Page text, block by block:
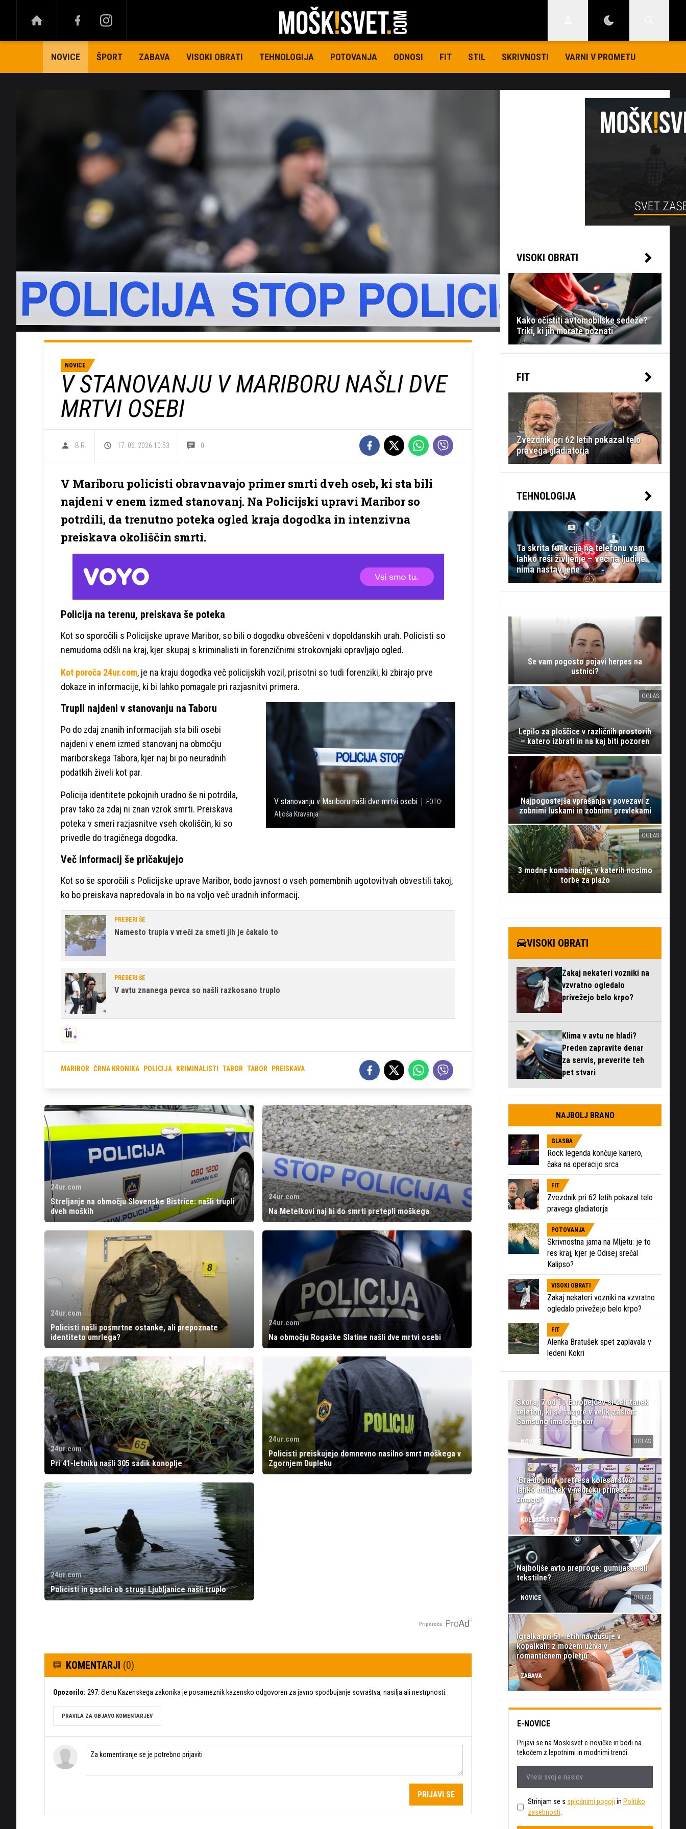
NOVICE ŠPORT ZABAVA VISOKI OBRATI TEHNOLOGIJA POTOVANJA ODNOSI FIT STIL SKRIVNOSTI VARNI V PROMETU
NOVICE
V STANOVANJU V MARIBORU NAŠLI DVE
MRTVI OSEBI
B.R. 17. 06. 2026 10.53 0
V Mariboru policisti obravnavajo primer smrti dveh oseb, ki sta bili
najdeni v enem izmed stanovanj. Na Policijski upravi Maribor so
potrdili, da trenutno poteka ogled kraja dogodka in intenzivna
preiskava okoliščin smrti.
Policija na terenu, preiskava še poteka
Kot so sporočili s Policijske uprave Maribor, so bili o dogodku obveščeni v dopoldanskih urah. Policisti so
nemudoma odšli na kraj, kjer skupaj s kriminalisti in forenzičnimi strokovnjaki opravljajo ogled.
Kot poroča 24ur.com, je na kraju dogodka več policijskih vozil, prisotni so tudi forenziki, ki zbirajo prve
dokaze in informacije, ki bi lahko pomagale pri razjasnitvi primera.
V stanovanju v Mariboru našli dve mrtvi osebi
FOTO:
Aljoša Kravanja
Trupli najdeni v stanovanju na Taboru
Po do zdaj znanih informacijah sta bili osebi
najdeni v enem izmed stanovanj na območju
mariborskega Tabora, kjer naj bi po neuradnih
podatkih živeli kot par.
Policija identitete pokojnih uradno še ni potrdila,
prav tako za zdaj ni znan vzrok smrti. Preiskava
poteka v smeri razjasnitve vseh okoliščin, ki so
privedle do tragičnega dogodka.
Več informacij še pričakujejo
Kot so še sporočili s Policijske uprave Maribor, bodo javnost o vseh pomembnih ugotovitvah obvestili takoj,
ko bo preiskava napredovala in bo na voljo več uradnih informacij.
PREBERI ŠE
Namesto trupla v vreči za smeti jih je čakalo to
PREBERI ŠE
V avtu znanega pevca so našli razkosano truplo
UI
MARIBOR ČRNA KRONIKA POLICIJA KRIMINALISTI TABOR TABOR PREISKAVA
24ur.com
Streljanje na območju Slovenske Bistrice: našli trupli
dveh moških
24ur.com
Na Metelkovi naj bi do smrti pretepli moškega
24ur.com
Policisti našli posmrtne ostanke, ali prepoznate
identiteto umrlega?
24ur.com
Na območju Rogaške Slatine našli dve mrtvi osebi
24ur.com
Pri 41-letniku našli 305 sadik konoplje
24ur.com
Policisti preiskujejo domnevno nasilno smrt moškega v
Zgornjem Dupleku
24ur.com
Policisti in gasilci ob strugi Ljubljanice našli truplo
Priporoča
KOMENTARJI (0)
Opozorilo: 297. členu Kazenskega zakonika je posameznik kazensko odgovoren za javno spodbujanje sovraštva, nasilja ali nestrpnosti.
PRAVILA ZA OBJAVO KOMENTARJEV
PRIJAVI SE
VISOKI OBRATI
Kako očistiti avtomobilske sedeže?
Triki, ki jih morate poznati
FIT
Zvezdnik pri 62 letih pokazal telo
pravega gladiatorja
TEHNOLOGIJA
Ta skrita funkcija na telefonu vam
lahko reši življenje – večina ljudi je
nima nastavljene
Se vam pogosto pojavi herpes na
ustnici?
OGLAS
Lepilo za ploščice v različnih prostorih
– katero izbrati in na kaj biti pozoren
Najpogostejša vprašanja v povezavi z
zobnimi luskami in zobnimi prevlekami
OGLAS
3 modne kombinacije, v katerih nosimo
torbe za plažo
VISOKI OBRATI
Zakaj nekateri vozniki na
vzvratno ogledalo
privežejo belo krpo?
Klima v avtu ne hladi?
Preden zapravite denar
za servis, preverite teh
pet stvari
NAJBOLJ BRANO
GLASBA
Rock legenda končuje kariero,
čaka na operacijo srca
FIT
Zvezdnik pri 62 letih pokazal telo
pravega gladiatorja
POTOVANJA
Skrivnostna jama na Mljetu: je to
res kraj, kjer je Odisej srečal
Kalipso?
VISOKI OBRATI
Zakaj nekateri vozniki na vzvratno
ogledalo privežejo belo krpo?
FIT
Alenka Bratušek spet zaplavala v
ledeni Kokri
Skoraj 7 od 10 Evropejcev si želi tanek
telefon, ki se razpre v velik zaslon:
Samsung ima odgovor
NOVICE OGLAS
'Bra doping' pretresa kolesarstvo:
lahko dodatek v nedrčku prinese
zmago?
KOLESARSTVO
Najboljše avto preproge: gumijaste ali
tekstilne?
NOVICE OGLAS
Igralka pri 51 letih navdušuje v
kopalkah: z možem uživa v
romantičnem poletju
ZABAVA
E-NOVICE
Prijavi se na Moskisvet e-novičke in bodi na
tekočem z lepotnimi in modnimi trendi.
Strinjam se s splošnimi pogoji in Politiko
zasebnosti